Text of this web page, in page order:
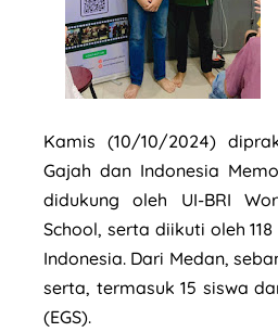
Kamis (10/10/2024)
Gajah dan Indonesia
didukung oleh UI-BRI
School, serta diikuti oleh
Indonesia. Dari Medan,
serta, termasuk 15 siswa
(EGS).